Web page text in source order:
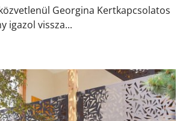
Georgina Kertkapcsolatos
igazol vissza...